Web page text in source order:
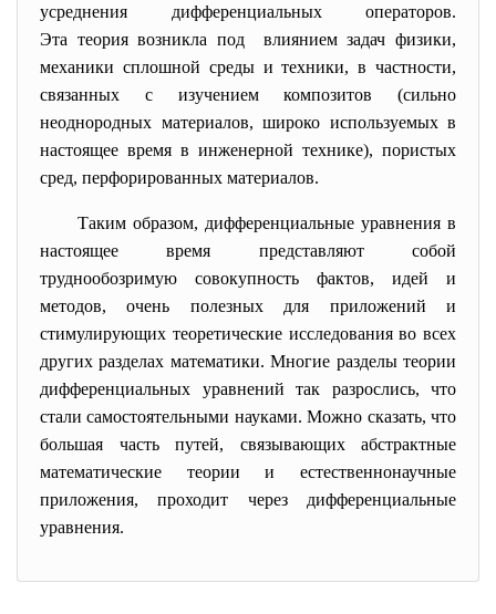
усреднения дифференциальных операторов.
Эта теория возникла под влиянием задач физики,
механики сплошной среды и техники, в частности,
связанных с изучением композитов (сильно
неоднородных материалов, широко используемых в
настоящее время в инженерной технике), пористых
сред, перфорированных материалов.
Таким образом, дифференциальные уравнения в
настоящее время представляют собой
труднообозримую совокупность фактов, идей и
методов, очень полезных для приложений и
стимулирующих теоретические исследования во всех
других разделах математики. Многие разделы теории
дифференциальных уравнений так разрослись, что
стали самостоятельными науками. Можно сказать, что
большая часть путей, связывающих абстрактные
математические теории и естественнонаучные
приложения, проходит через дифференциальные
уравнения.